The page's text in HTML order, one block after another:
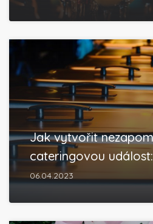
Jak vytvořit
cateringovou
06.04.2023